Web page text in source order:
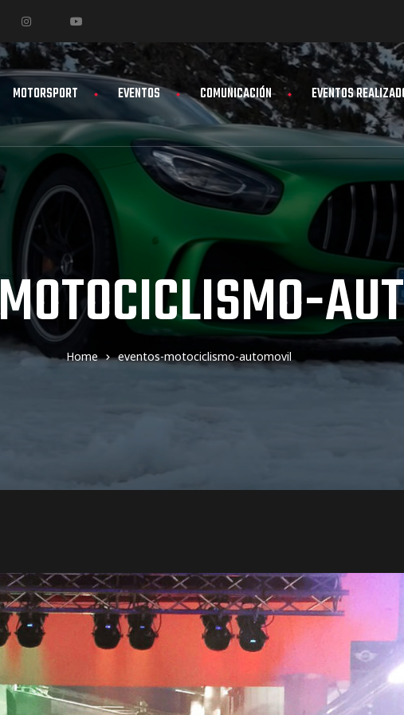
MOTORSPORT EVENTOS COMUNICACIÓN EVENTOS
Home eventos-motociclismo-automovil